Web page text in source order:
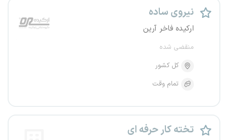
نیروی ساده
ارکیده فاخر آرین
منقضی شده
کل کشور
تمام وقت
تخته کار حرفه ای